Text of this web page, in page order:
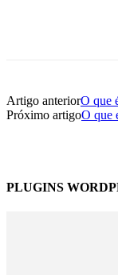
Artigo anteriorO que
Próximo artigoO que
PLUGINS